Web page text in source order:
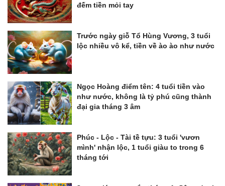
đếm tiền mỏi tay
Trước ngày giỗ Tổ Hùng Vương, 3 tuổi
lộc nhiều vô kể, tiền về ào ào như nước
Ngọc Hoàng điểm tên: 4 tuổi tiền vào
như nước, không là tỷ phú cũng thành
đại gia tháng 3 âm
Phúc - Lộc - Tài tề tựu: 3 tuổi 'vươn
mình' nhận lộc, 1 tuổi giàu to trong 6
tháng tới